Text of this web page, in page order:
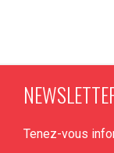
Tenez-vous